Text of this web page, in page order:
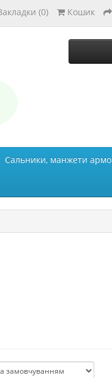
(0) Кошик
Сальники, манжети